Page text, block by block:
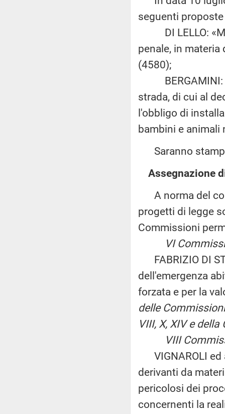
seguenti
DI LELLO:
penale, in
(4580);
BERGAMINI:
strada, di cui al
l'obbligo di
bambini e animali
Saranno
Assegnazione
A norma del
progetti di legge
Commissioni
VI
FABRIZIO DI
dell'emergenza
forzata e per la
delle
VIII, X, XIV e
VIII
VIGNAROLI ed
derivanti da
pericolosi dei
concernenti la